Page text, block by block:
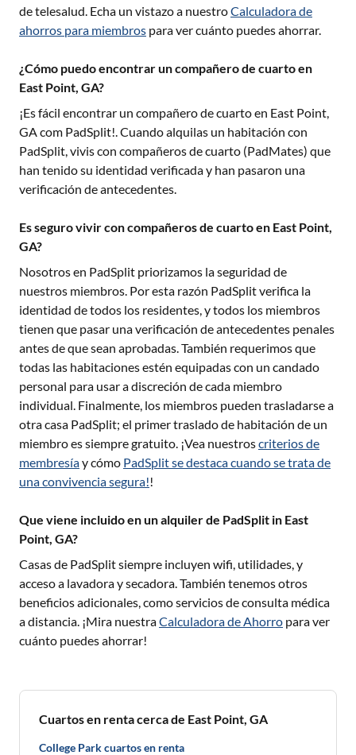
de telesalud. Echa un vistazo a nuestroCalculadora de
ahorros para miembros para ver cuánto puedes ahorrar.
¿Cómo puedo encontrar un compañero de cuarto en
East Point, GA?
¡Es fácil encontrar un compañero de cuarto en East Point,
GAcom PadSplit!. Cuando alquilas un habitación con
PadSplit, vivis con compañeros de cuarto (PadMates) que
han tenido su identidad verificada y han pasaron una
verificación de antecedentes.
Es seguro vivir con compañeros de cuarto en East Point,
GA?
Nosotros en PadSplit priorizamos la seguridad de
nuestros miembros. Por esta razón PadSplit verifica la
identidad de todos los residentes, y todos los miembros
tienen que pasar una verificación de antecedentes penales
antes de que sean aprobadas. También requerimos que
todas las habitaciones estén equipadas con un candado
personal para usar a discreción de cada miembro
individual. Finalmente, los miembros pueden trasladarse a
otra casa PadSplit; el primer traslado de habitación de un
miembro es siempre gratuito. ¡Vea nuestroscriterios de
membresíay cómo PadSplit se destaca cuando se trata de
una convivencia segura!!
Que viene incluido en un alquiler de PadSplit in East
Point, GA?
Casas de PadSplit siempre incluyen wifi, utilidades, y
acceso a lavadora y secadora. También tenemos otros
beneficios adicionales, como servicios de consulta médica
a distancia. ¡Mira nuestraCalculadora de Ahorro para ver
cuánto puedes ahorrar!
Cuartos en renta cerca de East Point, GA
College Park cuartos en renta